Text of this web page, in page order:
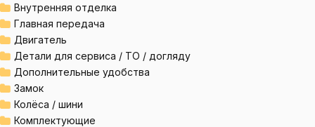
Внутренняя отделка
Главная передача
Двигатель
Детали для сервиса / ТО / догляду
Дополнительные удобства
Замок
Колёса / шини
Комплектующие